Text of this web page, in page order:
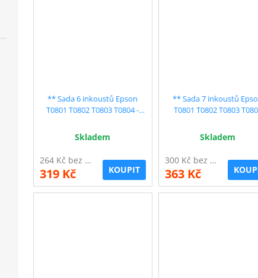
** Sada 6 inkoustů Epson
T0801 T0802 T0803 T0804 -
Skladem
264 Kč bez DPH
319 Kč KOUPIT
** Sada 7 inkoustů
T0801 T0802 T0803
Skladem
300 Kč bez DPH
363 Kč